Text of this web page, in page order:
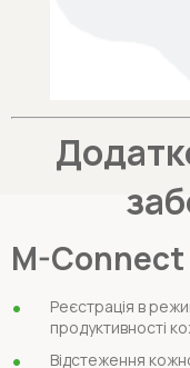
M-Connect
Реєстрація в
продуктивності
Відстеження